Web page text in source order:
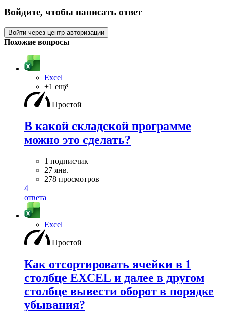
Войдите, чтобы написать ответ
Войти через центр авторизации
Похожие вопросы
Excel
+1 ещё
Простой
В какой складской программе
можно это сделать?
1 подписчик
27 янв.
278 просмотров
4
ответа
Excel
Простой
Как отсортировать ячейки в 1
столбце EXCEL и далее в другом
столбце вывести оборот в порядке
убывания?